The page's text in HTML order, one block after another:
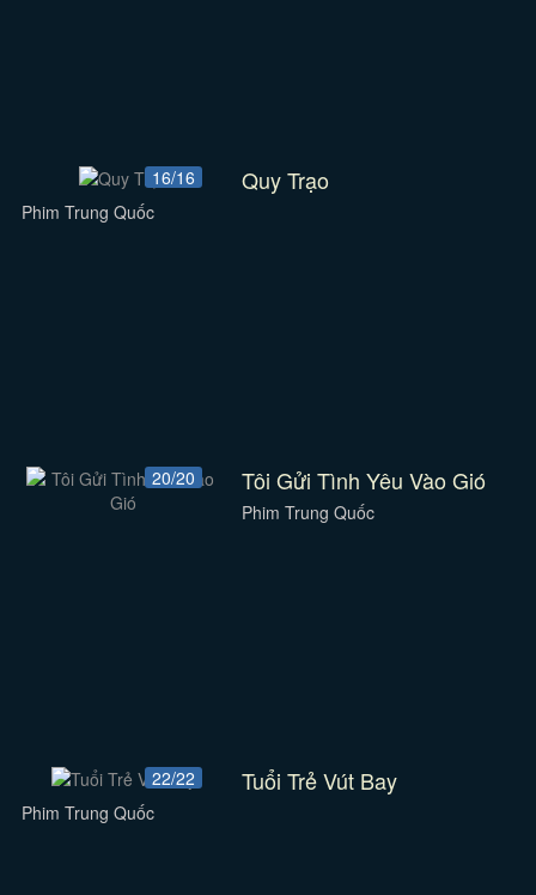
16/16 Quy Trạo
Phim Trung Quốc
20/20 Tôi Gửi Tình Yêu Vào Gió
Phim Trung Quốc
22/22 Tuổi Trẻ Vút Bay
Phim Trung Quốc